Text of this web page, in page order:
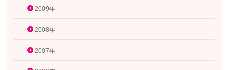
2009年
2008年
2007年